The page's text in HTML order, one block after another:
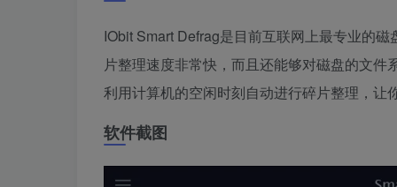
IObit Smart Defrag是目前互联网上最专业的
片整理速度非常快，而且还能够对磁盘的文
利用计算机的空闲时刻自动进行碎片整理，让
软件截图